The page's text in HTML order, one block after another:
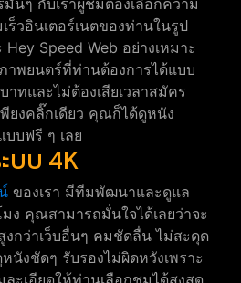
นๆ กับเราผู้ชมต้องเลือกความ
ร็วอินเตอร์เนตของท่านในรูป
Speed Web อย่างเหมาะ
พยนตร์ที่ท่านต้องการได้แบบ
าทและไม่ต้องเสียเวลาสมัคร
ยงคลิ๊กเดียว คุณก็ได้ดูหนัง
บบฟรี ๆ เลย
บบ 4K
ของเรา มีทีมพัฒนาและดูแล
ง คุณสามารถมั่นใจได้เลยว่าจะ
กว่าเว็บอื่นๆ คมชัดลื่น ไม่สะดุด
งชัดๆ รับรองไม่ผิดหวังเพราะ